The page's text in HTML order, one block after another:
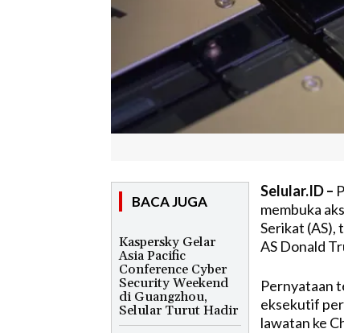
BACA JUGA
Kaspersky Gelar
Asia Pacific
Conference Cyber
Security Weekend
di Guangzhou,
Selular Turut Hadir
Selular.ID –
membuka
Serikat
AS Donald
Pernyataan
eksekutif
lawatan ke